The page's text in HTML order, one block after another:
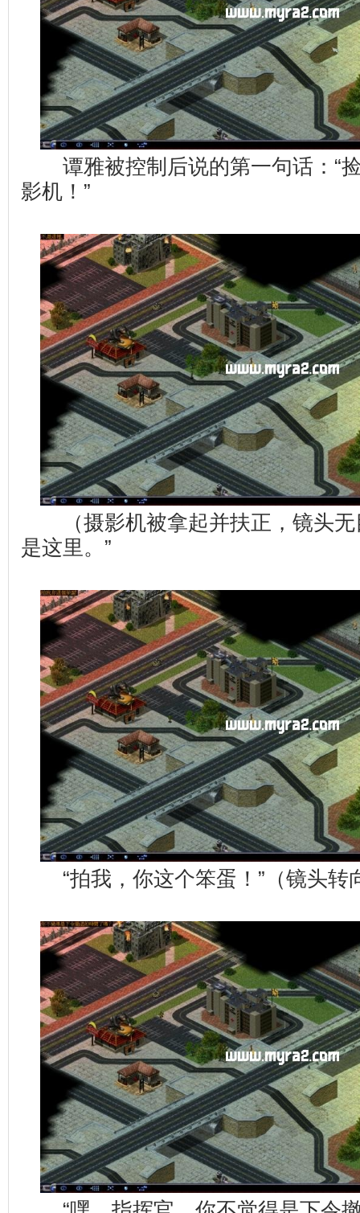
谭雅被控制后说的第一句话：“
影机！”
（摄影机被拿起并扶正，镜头无
是这里。”
“拍我，你这个笨蛋！”（镜头转